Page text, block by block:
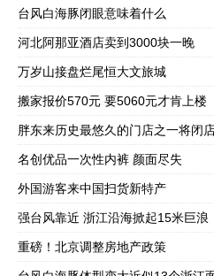
台风白海豚闭眼意味着什么
河北阿那亚酒店卖到3000块一晚
万岁山接盘烂尾恒大文旅城
搬家报价570元 要5060元才肯上楼
胖东来历史最悠久的门店之一将闭
名创优品一次性内裤 颜面尽失
外国游客来中国扫货新特产
强台风靠近 浙江沿海掀起15米巨浪
重磅！北京调整房地产政策